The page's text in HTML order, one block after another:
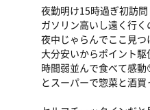
夜勤明け15時過ぎ初訪問
ガソリン高いし遠く行
夜中じゃらんでここ見
大分安いからポイント
時間弱並んで食べて感
とスーパーで惣菜と酒